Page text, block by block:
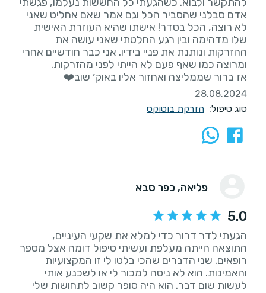
אדם סבלני שהסביר הכל וגם אמר שאם אחליט שאני
לא רוצה, הכל בסדר! אישתו שהיא העוזרת האישית
שלו מדהימה ובין רגע החלטתי שאני עושה את
ההזרקות ונותנת את פניי בידיו. אני כבר חודשיים אחרי
אז ברור שממליצה ואחזור אליו באוק׳ שוב❤️
28.08.2024
סוג טיפול: הזרקת בוטוקס
פליאה, כפר סבא
5.0
הגעתי לדר דרור כדי למלא את שקעי העיניים,
התוצאה הייתה מעלפת ועשיתי טיפול דומה אצל מספר
רופאים. שני הדברים שהכי בלטו לי זו המקצועיות
והאמינות. הוא לא ניסה למכור לי או לשכנע אותי
לעשות שום דבר. הוא היה סופר קשוב לתחושות שלי